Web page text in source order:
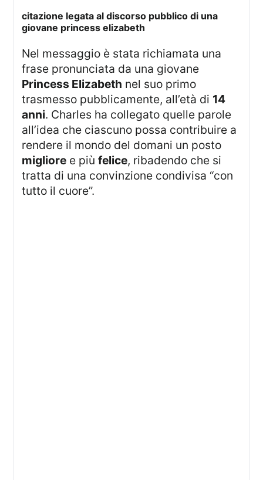
citazione legata al discorso pubblico di una
giovane princess elizabeth
Nel messaggio è stata richiamata una
frase pronunciata da una giovane
Princess Elizabeth nel suo primo
trasmesso pubblicamente, all’età di 14
anni. Charles ha collegato quelle parole
all’idea che ciascuno possa contribuire a
rendere il mondo del domani un posto
migliore e piùfelice, ribadendo che si
tratta di una convinzione condivisa “con
tutto il cuore”.